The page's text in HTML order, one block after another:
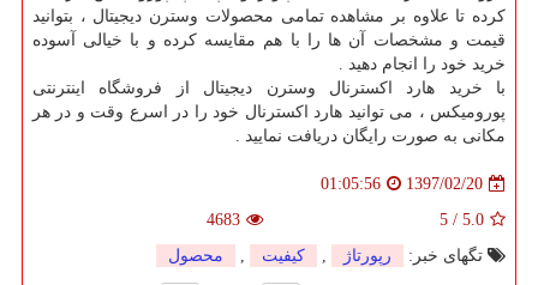
کرده تا علاوه بر مشاهده تمامی محصولات وسترن دیجیتال ، بتوانید
قیمت و مشخصات آن ها را با هم مقایسه کرده و با خیالی آسوده
خرید خود را انجام دهید .
با خرید هارد اکسترنال وسترن دیجیتال از فروشگاه اینترنتی
پورومیکس ، می توانید هارد اکسترنال خود را در اسرع وقت و در هر
مکانی به صورت رایگان دریافت نمایید .
1397/02/20
01:05:56
5.0
/
5
4683
تگهای خبر:
رپورتاژ , كیفیت , محصول